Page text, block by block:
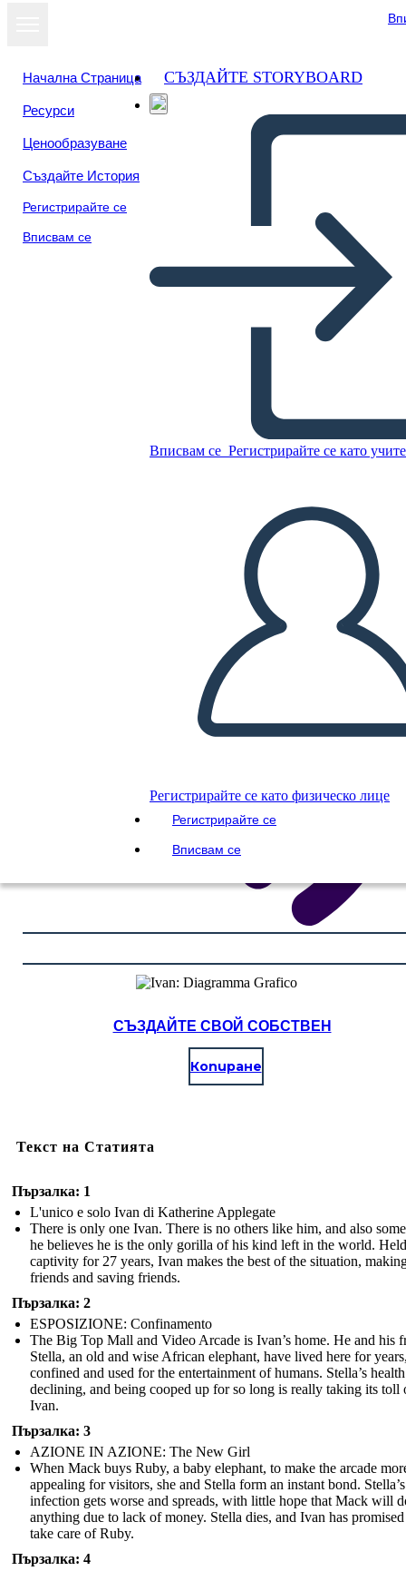
Начална Страница
Ресурси
Ценообразуване
Създайте История
Регистрирайте се
Вписвам се
СЪЗДАЙТЕ STORYBOARD
Вписвам се Регистрирайте се като
Регистрирайте се като физическо лице
Регистрирайте се
Вписвам се
Копирайте този Storyboard
ПУСКАНЕ НА СЛАЙДШОУ
ЧЕТИ МИ
СЪЗДАЙТЕ СВОЙ СОБСТВЕН
Копиране
Текст на Статията
Пързалка: 1
L'unico e solo Ivan di Katherine Applegate
There is only one Ivan. There is no others like him, and also
he believes he is the only gorilla of his kind left in the world.
captivity for 27 years, Ivan makes the best of the situation,
friends and saving friends.
Пързалка: 2
ESPOSIZIONE: Confinamento
The Big Top Mall and Video Arcade is Ivan’s home. He and his
Stella, an old and wise African elephant, have lived here for
confined and used for the entertainment of humans. Stella’s
declining, and being cooped up for so long is really taking its toll
Ivan.
Пързалка: 3
AZIONE IN AZIONE: The New Girl
When Mack buys Ruby, a baby elephant, to make the arcade
appealing for visitors, she and Stella form an instant bond.
infection gets worse and spreads, with little hope that Mack will
anything due to lack of money. Stella dies, and Ivan has
take care of Ruby.
Пързалка: 4